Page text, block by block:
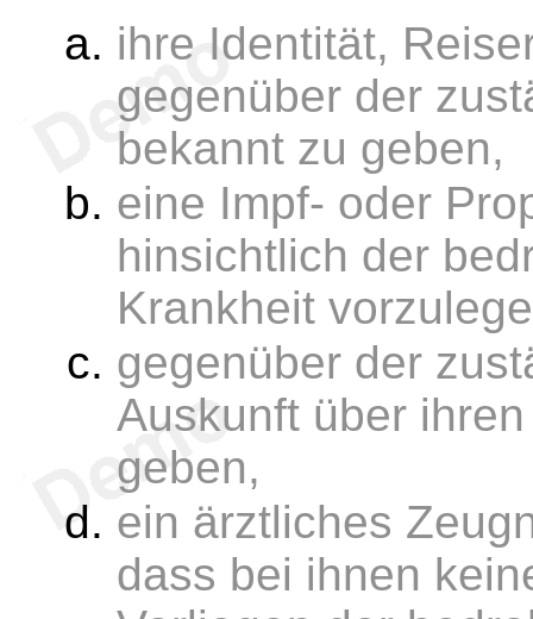
ihre Identität,
gegenüber der
bekannt zu geben,
eine Impf- oder
hinsichtlich der
Krankheit
gegenüber der
Auskunft über
geben,
ein ärztliches
dass bei ihnen